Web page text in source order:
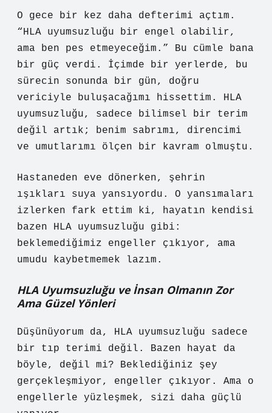
O gece bir kez daha defterimi açtım.
“HLA uyumsuzluğu bir engel olabilir,
ama ben pes etmeyeceğim.” Bu cümle bana
bir güç verdi. İçimde bir yerlerde, bu
sürecin sonunda bir gün, doğru
vericiyle buluşacağımı hissettim. HLA
uyumsuzluğu, sadece bilimsel bir terim
değil artık; benim sabrımı, direncimi
ve umutlarımı ölçen bir kavram olmuştu.
Hastaneden eve dönerken, şehrin
ışıkları suya yansıyordu. O yansımaları
izlerken fark ettim ki, hayatın kendisi
bazen HLA uyumsuzluğu gibi:
beklemediğimiz engeller çıkıyor, ama
umudu kaybetmemek lazım.
HLA Uyumsuzluğu ve İnsan Olmanın Zor
Ama Güzel Yönleri
Düşünüyorum da, HLA uyumsuzluğu sadece
bir tıp terimi değil. Bazen hayat da
böyle, değil mi? Beklediğiniz şey
gerçekleşmiyor, engeller çıkıyor. Ama o
engellerle yüzleşmek, sizi daha güçlü